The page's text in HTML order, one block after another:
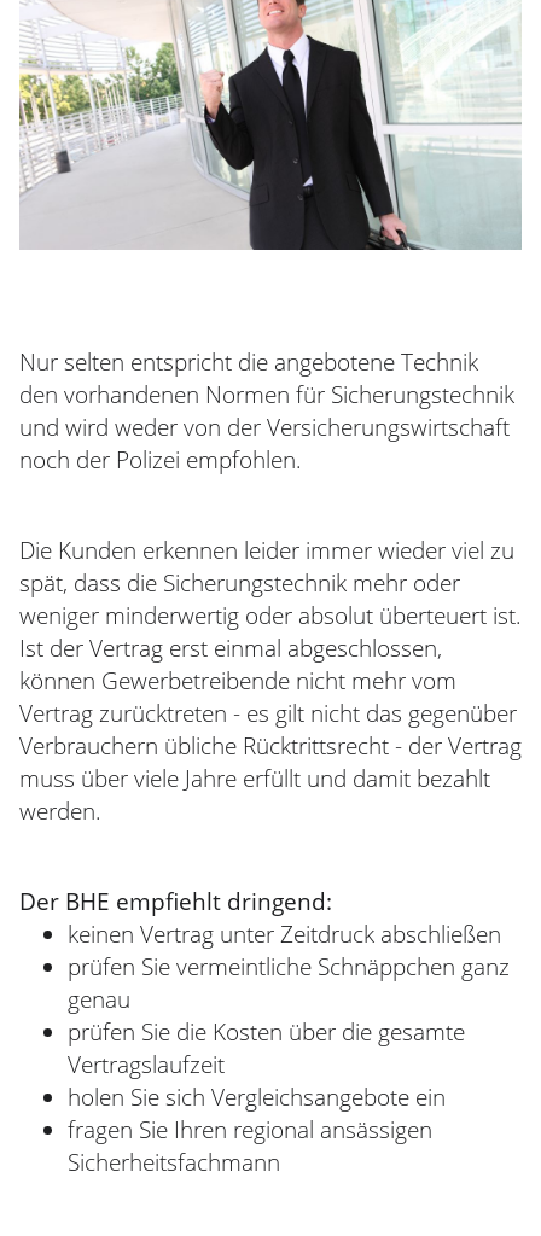
Nur selten entspricht die angebotene Technik
den vorhandenen Normen für Sicherungstechnik
und wird weder von der Versicherungswirtschaft
noch der Polizei empfohlen.
Die Kunden erkennen leider immer wieder viel zu
spät, dass die Sicherungstechnik mehr oder
weniger minderwertig oder absolut überteuert ist.
Ist der Vertrag erst einmal abgeschlossen,
können Gewerbetreibende nicht mehr vom
Vertrag zurücktreten - es gilt nicht das gegenüber
Verbrauchern übliche Rücktrittsrecht - der Vertrag
muss über viele Jahre erfüllt und damit bezahlt
werden.
Der BHE empfiehlt dringend:
keinen Vertrag unter Zeitdruck abschließen
prüfen Sie vermeintliche Schnäppchen ganz
genau
prüfen Sie die Kosten über die gesamte
Vertragslaufzeit
holen Sie sich Vergleichsangebote ein
fragen Sie Ihren regional ansässigen
Sicherheitsfachmann